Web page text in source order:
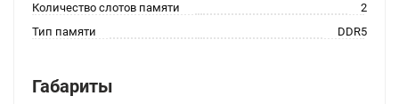
Количество слотов памяти
2
Тип памяти
DDR5
Габариты